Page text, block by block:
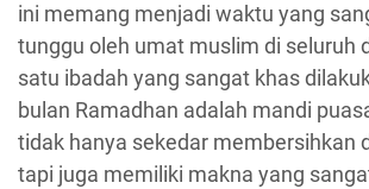
ini memang menjadi waktu yang
tunggu oleh umat muslim di seluruh
satu ibadah yang sangat khas
bulan Ramadhan adalah mandi
tidak hanya sekedar membersihkan
tapi juga memiliki makna yang